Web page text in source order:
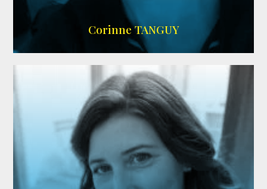
SITE OFFICIEL
Corinne TANGUY